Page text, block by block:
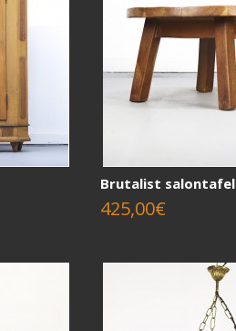
Brutalist salontafel
425,00€